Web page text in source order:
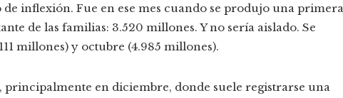
inflexión. Fue en ese mes cuando se produjo una primera
de las familias: 3.520 millones. Y no sería aislado. Se
millones) y octubre (4.985 millones).
principalmente en diciembre, donde suele registrarse una